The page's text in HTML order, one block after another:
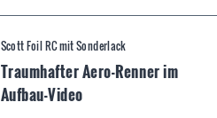
Scott Foil RC mit Sonderlack
Traumhafter Aero-Renner im
Aufbau-Video